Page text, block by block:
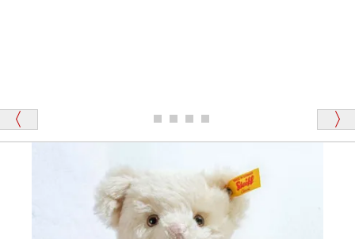
ディベアがいます。
「スクエーカー内蔵」と記載しておりますので、ぜひ
探してみてください。
シュタイフ社製品の実物を見ることはできますか？
当店はネット販売ですので実物をお見せすることが
「前に買ったことがあったお店でしたので」
千葉県 U・Y 様 （女性）